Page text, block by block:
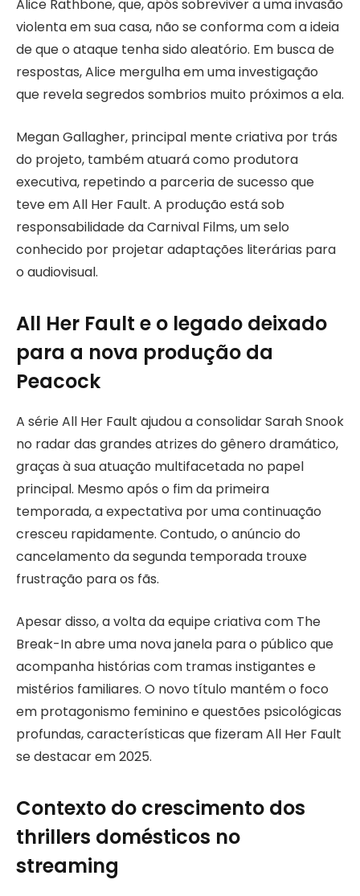
Alice Rathbone, que, após sobreviver a uma invasão
violenta em sua casa, não se conforma com a ideia
de que o ataque tenha sido aleatório. Em busca de
respostas, Alice mergulha em uma investigação
que revela segredos sombrios muito próximos a ela.
Megan Gallagher, principal mente criativa por trás
do projeto, também atuará como produtora
executiva, repetindo a parceria de sucesso que
teve em All Her Fault. A produção está sob
responsabilidade da Carnival Films, um selo
conhecido por projetar adaptações literárias para
o audiovisual.
All Her Fault e o legado deixado
para a nova produção da
Peacock
A série All Her Fault ajudou a consolidar Sarah Snook
no radar das grandes atrizes do gênero dramático,
graças à sua atuação multifacetada no papel
principal. Mesmo após o fim da primeira
temporada, a expectativa por uma continuação
cresceu rapidamente. Contudo, o anúncio do
cancelamento da segunda temporada trouxe
frustração para os fãs.
Apesar disso, a volta da equipe criativa com The
Break-In abre uma nova janela para o público que
acompanha histórias com tramas instigantes e
mistérios familiares. O novo título mantém o foco
em protagonismo feminino e questões psicológicas
profundas, características que fizeram All Her Fault
se destacar em 2025.
Contexto do crescimento dos
thrillers domésticos no
streaming